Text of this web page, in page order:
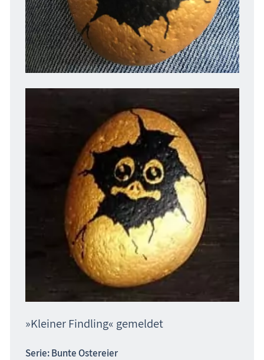
»Kleiner Findling« gemeldet
Serie: Bunte Ostereier